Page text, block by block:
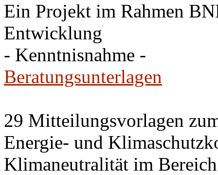
Ein Projekt im Rahmen
Entwicklung
- Kenntnisnahme -
Beratungsunterlagen
29 Mitteilungsvorlagen
Energie- und
Klimaneutralität im